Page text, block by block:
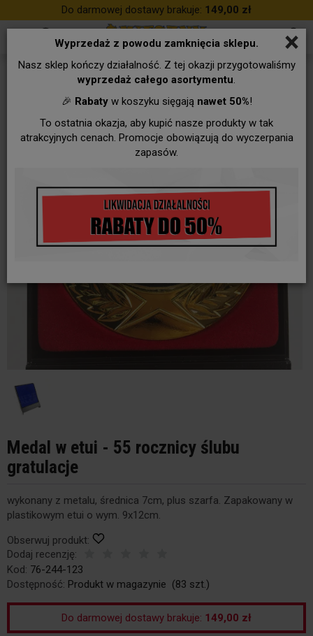
×
Wyprzedaż z powodu zamknięcia sklepu.
Nasz sklep kończy działalność. Z tej okazji przygotowaliśmy
wyprzedaż całego asortymentu.
🎉 Rabatyw koszyku sięgają nawet 50%!
To ostatnia okazja, aby kupić nasze produkty w tak
atrakcyjnych cenach. Promocje obowiązują do wyczerpania
zapasów.
Do darmowej dostawy brakuje: 149,00 zł
Medal w etui - 55 rocznicy ślubu
gratulacje
wykonany z metalu, średnica 7cm, plus szarfa. Zapakowany w
plastikowym etui o wym. 9x12cm.
Obserwuj produkt:
Dodaj recenzję:
Kod: 76-244-123
Dostępność: Produkt w magazynie (83 szt.)
Do darmowej dostawy brakuje: 149,00 zł